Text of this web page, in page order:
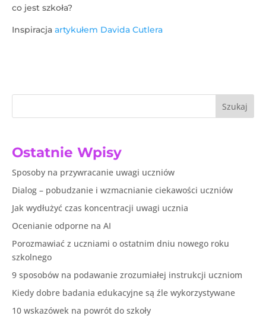
co jest szkoła?
Inspiracja artykułem Davida Cutlera
Szukaj
Ostatnie Wpisy
Sposoby na przywracanie uwagi uczniów
Dialog – pobudzanie i wzmacnianie ciekawości uczniów
Jak wydłużyć czas koncentracji uwagi ucznia
Ocenianie odporne na AI
Porozmawiać z uczniami o ostatnim dniu nowego roku
szkolnego
9 sposobów na podawanie zrozumiałej instrukcji uczniom
Kiedy dobre badania edukacyjne są źle wykorzystywane
10 wskazówek na powrót do szkoły